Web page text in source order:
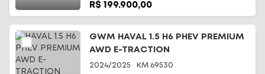
R$ 199.900,00
GWM HAVAL 1.5 H6 PHEV PREMIUM
AWD E-TRACTION
2024/2025 KM 69530